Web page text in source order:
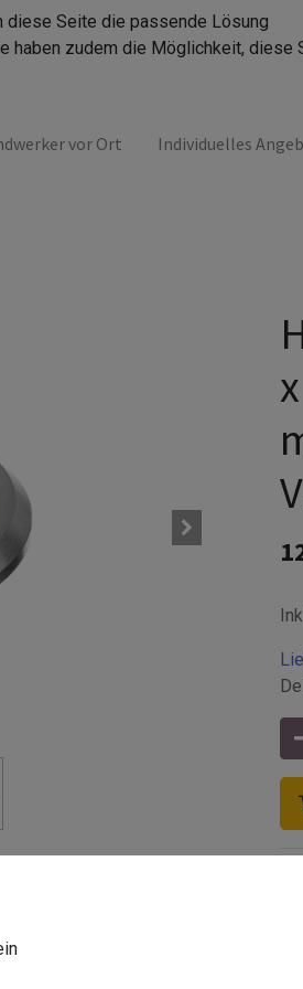
diese Seite die passende Lösung
haben zudem die Möglichkeit,
vor Ort Individuelles
Handlaufstift an diese Platte